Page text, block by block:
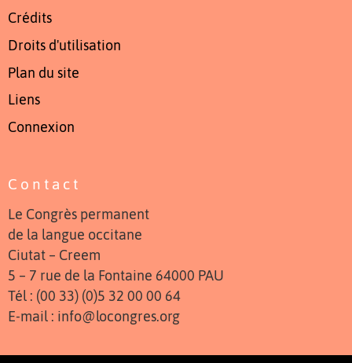
Crédits
Droits d'utilisation
Plan du site
Liens
Connexion
Contact
Le Congrès permanent
de la langue occitane
Ciutat – Creem
5 – 7 rue de la Fontaine 64000 PAU
Tél : (00 33) (0)5 32 00 00 64
E-mail : info@locongres.org